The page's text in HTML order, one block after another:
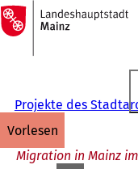
Inhalt anspringen
Zur
Startseite
Projekte des
vorlesen
Migration in Mainz